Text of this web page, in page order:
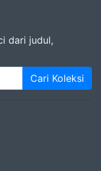
dari judul,
Cari Koleksi